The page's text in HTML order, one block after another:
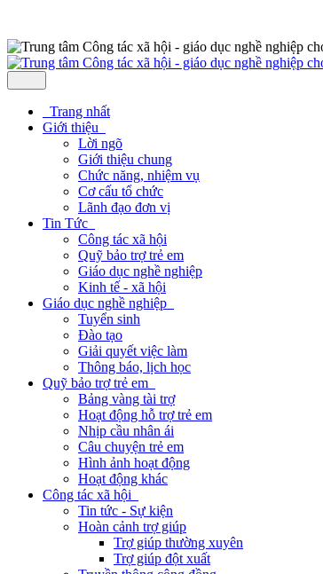
Trang nhất
Giới thiệu
Lời ngõ
Giới thiệu chung
Chức năng, nhiệm vụ
Cơ cấu tổ chức
Lãnh đạo đơn vị
Tin Tức
Công tác xã hội
Quỹ bảo trợ trẻ em
Giáo dục nghề nghiệp
Kinh tế - xã hội
Giáo dục nghề nghiệp
Tuyển sinh
Đào tạo
Giải quyết việc làm
Thông báo, lịch học
Quỹ bảo trợ trẻ em
Bảng vàng tài trợ
Hoạt động hỗ trợ trẻ em
Nhịp cầu nhân ái
Câu chuyện trẻ em
Hình ảnh hoạt động
Hoạt động khác
Công tác xã hội
Tin tức - Sự kiện
Hoàn cảnh trợ giúp
Trợ giúp thường xuyên
Trợ giúp đột xuất